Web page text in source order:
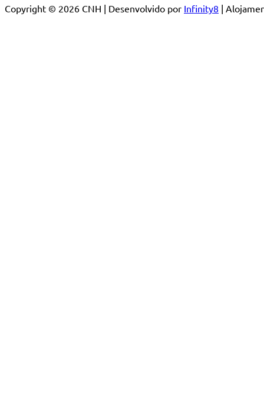
Copyright © 2026 CNH | Desenvolvido por Infinity8 |